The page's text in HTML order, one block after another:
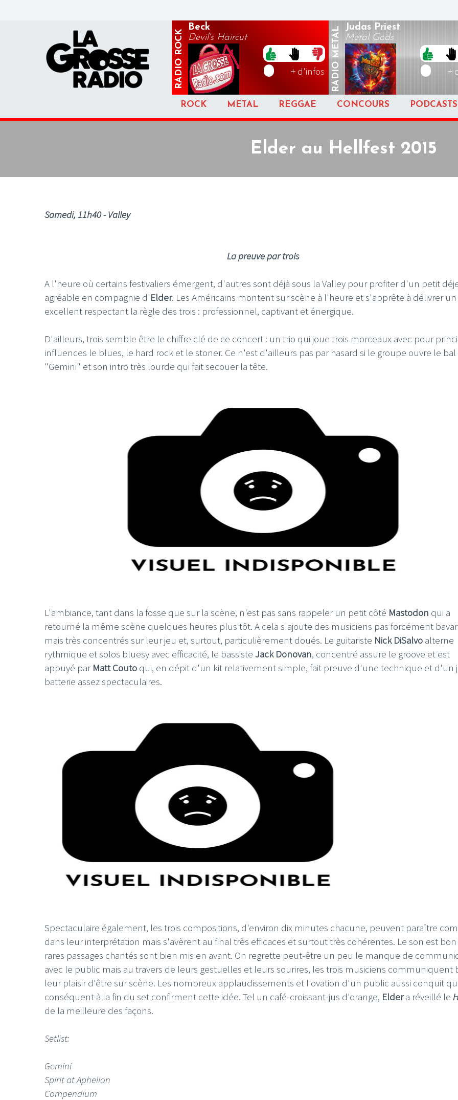
RADIO
ROCK
Beck
Devil's Haircut
+ d'infos RADIO
METAL Judas Priest
Metal Gods
+
ROCK METAL REGGAE CONCOURS PODCASTS
Elder au Hellfest 2015
Samedi, 11h40 - Valley
La preuve par trois
A l'heure où certains festivaliers émergent, d'autres sont déjà sous la Valley pour profiter d'un petit
agréable en compagnie d'Elder. Les Américains montent sur scène à l'heure et s'apprête à délivrer
excellent respectant la règle des trois : professionnel, captivant et énergique.
D'ailleurs, trois semble être le chiffre clé de ce concert : un trio qui joue trois morceaux avec pour
influences le blues, le hard rock et le stoner. Ce n'est d'ailleurs pas par hasard si le groupe ouvre le bal
"Gemini" et son intro très lourde qui fait secouer la tête.
L'ambiance, tant dans la fosse que sur la scène, n'est pas sans rappeler un petit côté Mastodon qui a
retourné la même scène quelques heures plus tôt. A cela s'ajoute des musiciens pas forcément
mais très concentrés sur leur jeu et, surtout, particulièrement doués. Le guitariste Nick DiSalvo alterne
rythmique et solos bluesy avec efficacité, le bassiste Jack Donovan, concentré assure le groove et est
appuyé par Matt Couto qui, en dépit d'un kit relativement simple, fait preuve d'une technique et d'un
batterie assez spectaculaires.
Spectaculaire également, les trois compositions, d'environ dix minutes chacune, peuvent paraître
dans leur interprétation mais s'avèrent au final très efficaces et surtout très cohérentes. Le son est
rares passages chantés sont bien mis en avant. On regrette peut-être un peu le manque de
avec le public mais au travers de leurs gestuelles et leurs sourires, les trois musiciens communiquent
leur plaisir d'être sur scène. Les nombreux applaudissements et l'ovation d'un public aussi conquit
conséquent à la fin du set confirment cette idée. Tel un café-croissant-jus d'orange, Eldera réveillé le
de la meilleure des façons.
Setlist:
Gemini
Spirit at Aphelion
Compendium
LE GROS RIFFIFI –
Christmas Riffifi 2025 !!!
LE GROS RIFFIFI